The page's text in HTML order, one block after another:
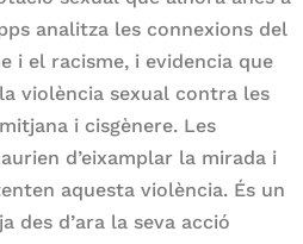
analitza les connexions del
i el racisme, i evidencia que
violència sexual contra les
i cisgènere. Les
d’eixamplar la mirada i
aquesta violència. És un
des d’ara la seva acció